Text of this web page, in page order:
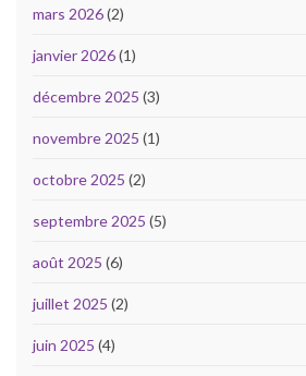
mars 2026(2)
janvier 2026(1)
décembre 2025 (3)
novembre 2025 (1)
octobre 2025 (2)
septembre 2025 (5)
août 2025 (6)
juillet 2025 (2)
juin 2025 (4)